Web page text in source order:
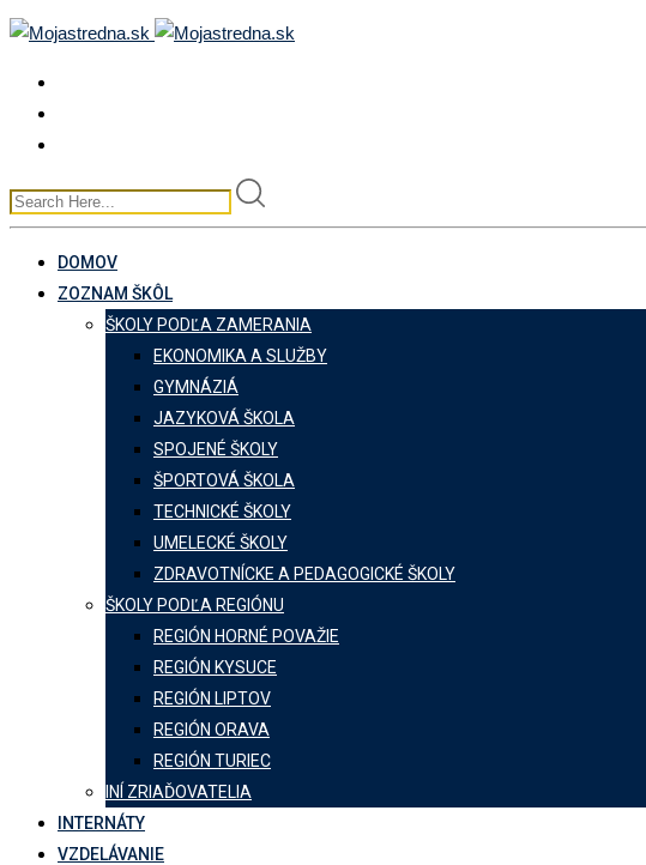
Skip
DOMOV
ZOZNAM ŠKÔL
ŠKOLY PODĽA ZAMERANIA
EKONOMIKA A SLUŽBY
GYMNÁZIÁ
JAZYKOVÁ ŠKOLA
SPOJENÉ ŠKOLY
ŠPORTOVÁ ŠKOLA
TECHNICKÉ ŠKOLY
UMELECKÉ ŠKOLY
ZDRAVOTNÍCKE A PEDAGOGICKÉ ŠKOLY
ŠKOLY PODĽA REGIÓNU
REGIÓN HORNÉ POVAŽIE
REGIÓN KYSUCE
REGIÓN LIPTOV
REGIÓN ORAVA
REGIÓN TURIEC
INÍ ZRIAĎOVATELIA
INTERNÁTY
VZDELÁVANIE